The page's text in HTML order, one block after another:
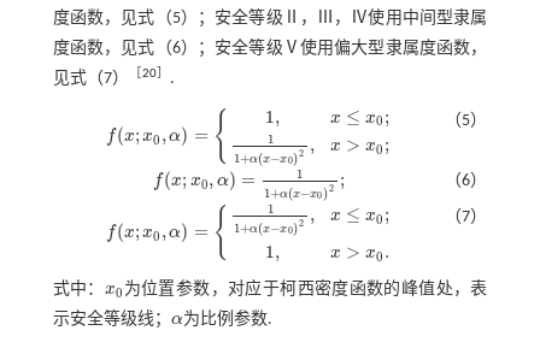
度函数，见式（5）
；安全等级Ⅱ，Ⅲ，Ⅳ使用中间型隶属
度函数，见式（6）
；安全等级Ⅴ使用偏大型隶属度函数，
见式（7） 20］ .
f(x; x0 ,α) = { 1,
1
1+α(x−x0)2 ,
x ≤ x0 ;
x > x0 ;
f(x;x0,α) =1,x ≤x0 ;1 -x 0;
（5）
f(x; x0, α) =
1
1+α(x−x0)2 ;
f(x;x0,α)=11 +α( x-x0)2; （6）
f(x; x0 ,α) = {
1
1+α(x−x0)2
,
1,
x ≤ x0 ;
x > x0 .
f(x;x0,α) =11 +α( x- 0)2,x≤x0;1
（7）
式中： x0
x0 为位置参数，对应于柯西密度函数的峰值处，表
示安全等级线； α
α 为比例参数.